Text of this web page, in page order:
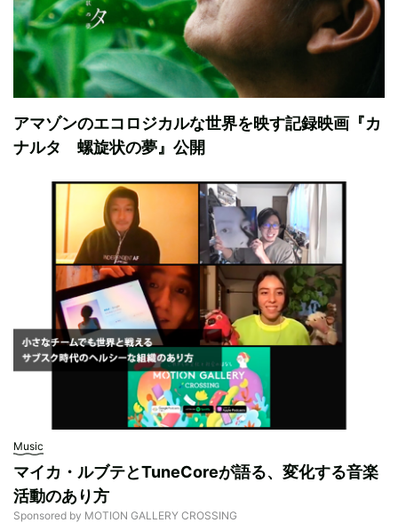
アマゾンのエコロジカルな世界を映す記録映画『カ
ナルタ 螺旋状の夢』公開
Music
マイカ・ルブテとTuneCoreが語る、変化する音楽
活動のあり方
Sponsored by MOTION GALLERY CROSSING